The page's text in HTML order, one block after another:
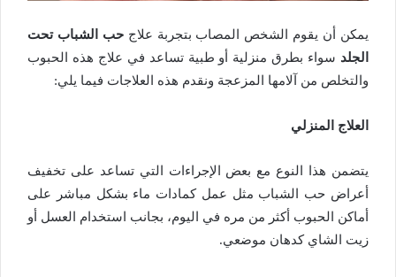
يمكن أن يقوم الشخص المصاب بتجربة علاجحب الشباب تحت
الجلد سواء بطرق منزلية أو طبية تساعد في علاج هذه الحبوب
والتخلص من آلامها المزعجة ونقدم هذه العلاجات فيما يلي:
العلاج المنزلي
يتضمن هذا النوع مع بعض الإجراءات التي تساعد على تخفيف
أعراض حب الشباب مثل عمل كمادات ماء بشكل مباشر على
أماكن الحبوب أكثر من مره في اليوم، بجانب استخدام العسل أو
زيت الشاي كدهان موضعي.